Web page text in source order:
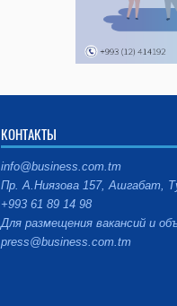
КОНТАКТЫ
info@business.com.tm
Пр. А.Ниязова 157, Ашгабат,
+993 61 89 14 98
Для размещения вакансий и
press@business.com.tm